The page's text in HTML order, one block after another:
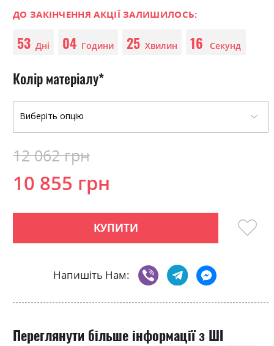
gallery
ДО ЗАКІНЧЕННЯ АКЦІЇ ЗАЛИШИЛОСЬ:
53 Дні 04 Години 25 Хвилин 16 Секунд
Колір матеріалу
10 855 грн
12 062 грн
КУПИТИ
Напишіть Нам:
Переглянути більше інформації з ШІ